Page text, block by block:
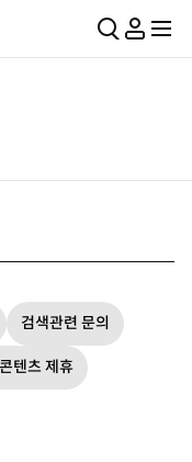
통
합
마
이
전
체
검색관련 문의
텐츠 제휴